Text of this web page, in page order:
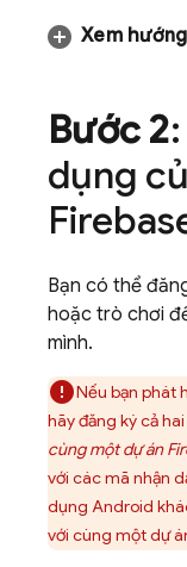
Xem
Bước 2
dụng
Bạn có thể
hoặc trò chơi
mình.
Nếu bạn phát
hãy đăng ký cả
cùng một dự án
với các mã nhận
dụng Android
với cùng một dự